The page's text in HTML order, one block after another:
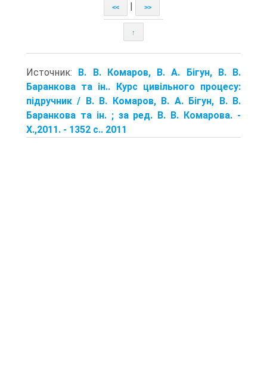
<< >>
↑
Источник: В. В. Комаров, В. А. Бігун, В. В.
Баранкова та ін.. Курс цивільного процесу:
підручник / В. В. Комаров, В. А. Бігун, В. В.
Баранкова та ін. ; за ред. В. В. Комарова. -
X.,2011. - 1352 с.. 2011